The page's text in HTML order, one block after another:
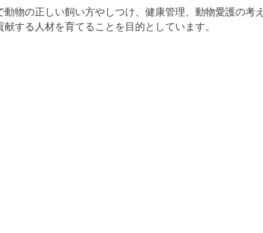
物の正しい飼い方やしつけ、健康管理、動物愛護の考え
する人材を育てることを目的としています。